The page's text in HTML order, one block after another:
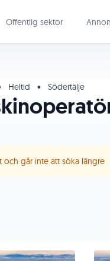
Offentlig sektor
Heltid • Södertälje
och går inte att söka längre